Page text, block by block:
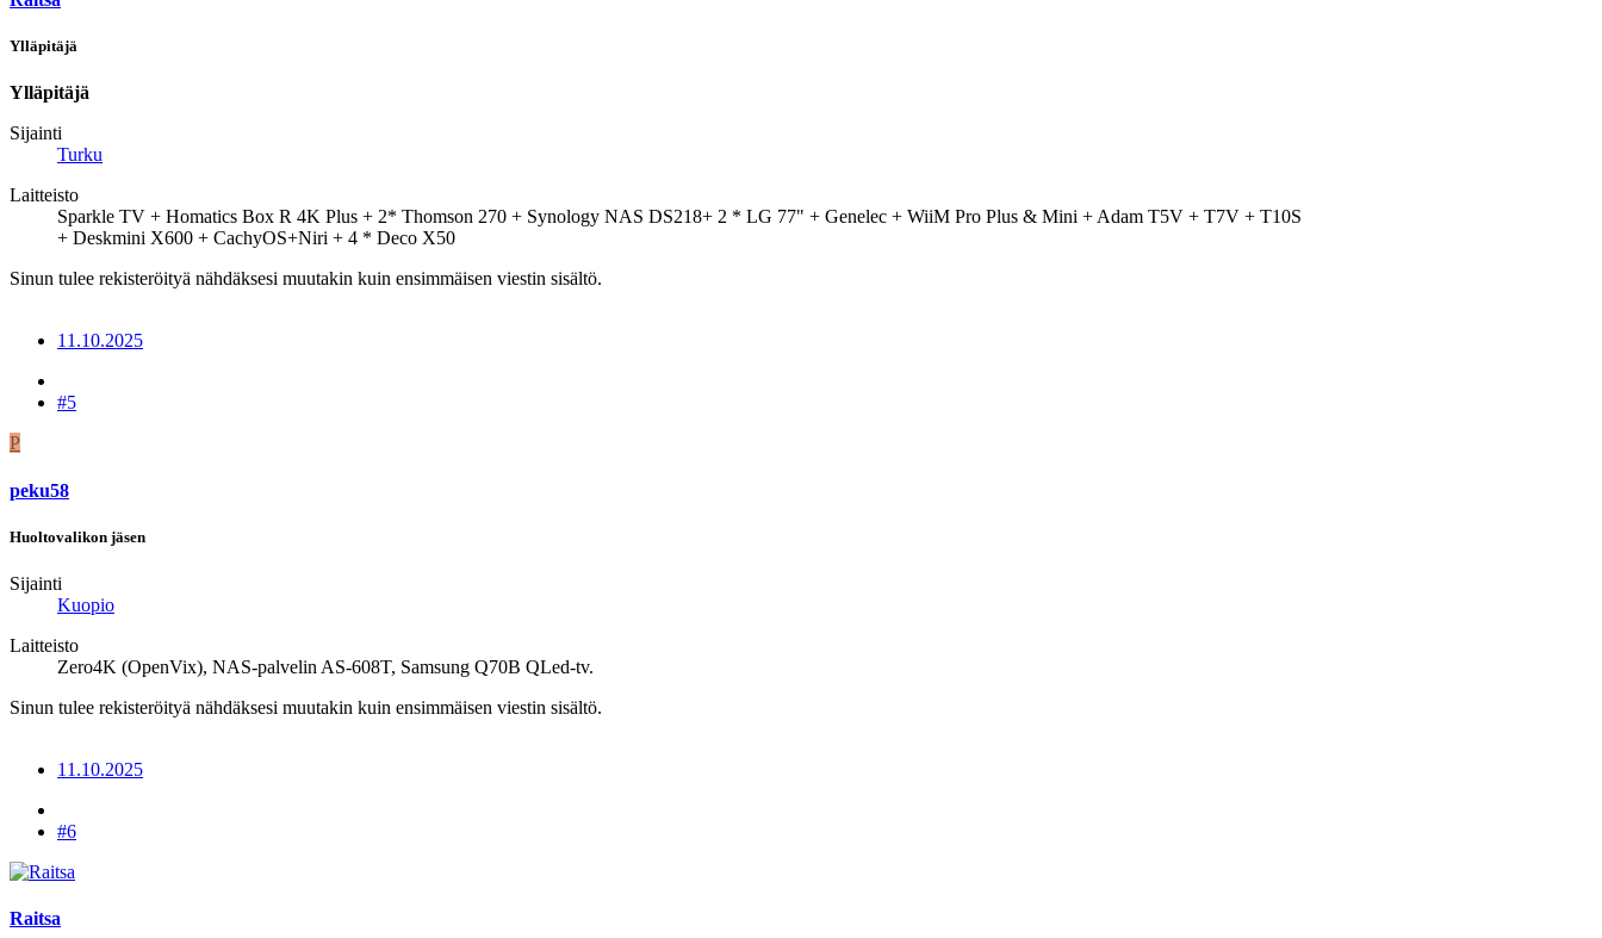
Ylläpitäjä
Ylläpitäjä
Sijainti
Turku
Laitteisto
Sparkle TV + Homatics Box R 4K Plus + 2* Thomson 270 + Synology NAS DS218+ 2 * LG 77" + Genelec + WiiM Pro Plus & Mini + Adam T5V + T7V + T10S
+ Deskmini X600 + CachyOS+Niri + 4 * Deco X50
Sinun tulee rekisteröityä nähdäksesi muutakin kuin ensimmäisen viestin sisältö.
11.10.2025
#5
P
peku58
Huoltovalikon jäsen
Sijainti
Kuopio
Laitteisto
Zero4K (OpenVix), NAS-palvelin AS-608T, Samsung Q70B QLed-tv.
Sinun tulee rekisteröityä nähdäksesi muutakin kuin ensimmäisen viestin sisältö.
11.10.2025
#6
Raitsa